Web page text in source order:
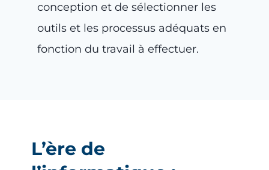
conception et de sélectionner les
outils et les processus adéquats en
fonction du travail à effectuer.
L’ère de